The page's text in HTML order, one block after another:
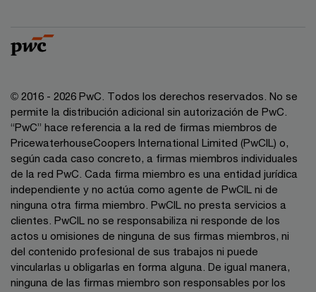
© 2016 - 2026 PwC. Todos los derechos reservados. No se
permite la distribución adicional sin autorización de PwC.
“PwC” hace referencia a la red de firmas miembros de
PricewaterhouseCoopers International Limited (PwCIL) o,
según cada caso concreto, a firmas miembros individuales
de la red PwC. Cada firma miembro es una entidad jurídica
independiente y no actúa como agente de PwCIL ni de
ninguna otra firma miembro. PwCIL no presta servicios a
clientes. PwCIL no se responsabiliza ni responde de los
actos u omisiones de ninguna de sus firmas miembros, ni
del contenido profesional de sus trabajos ni puede
vincularlas u obligarlas en forma alguna. De igual manera,
ninguna de las firmas miembro son responsables por los